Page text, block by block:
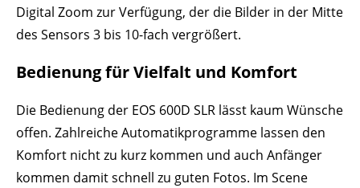
Digital Zoom zur Verfügung, der die Bilder in der Mitte
des Sensors 3 bis 10-fach vergrößert.
Bedienung für Vielfalt und Komfort
Die Bedienung der EOS 600D SLR lässt kaum Wünsche
offen. Zahlreiche Automatikprogramme lassen den
Komfort nicht zu kurz kommen und auch Anfänger
kommen damit schnell zu guten Fotos. Im Scene